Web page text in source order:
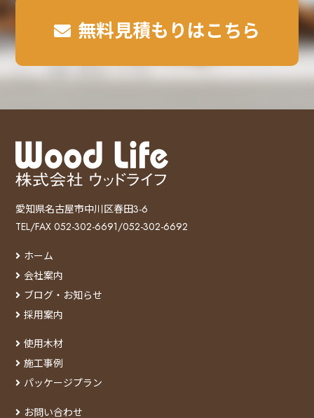
無料見積もりはこちら
愛知県名古屋市中川区春田3-6
TEL/FAX 052-302-6691/052-302-6692
ホーム
会社案内
ブログ・お知らせ
採用案内
使用木材
施工事例
パッケージプラン
お問い合わせ